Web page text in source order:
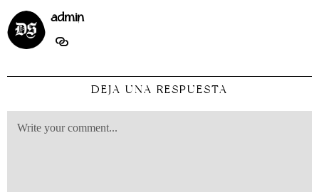
admin
DEJA UNA RESPUESTA